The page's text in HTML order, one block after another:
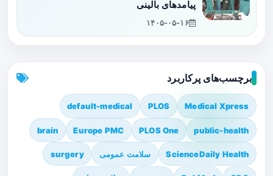
پیامدهای بالینی
۱۴۰۵-۰۵-۱۶
برچسب‌های پرکاربرد
Medical Xpress
PLOS
default-medical
public-health
PLOS One
Europe PMC
brain
ScienceDaily Health سلامت عمومی surgery